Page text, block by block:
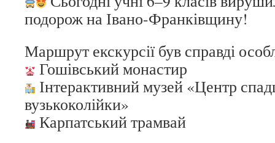
подорож на Івано-Франківщину!
Маршрут екскурсії був справді
Гошівський монастир
Інтерактивний музей «Центр
вузькоколійки»
Карпатський трамвай